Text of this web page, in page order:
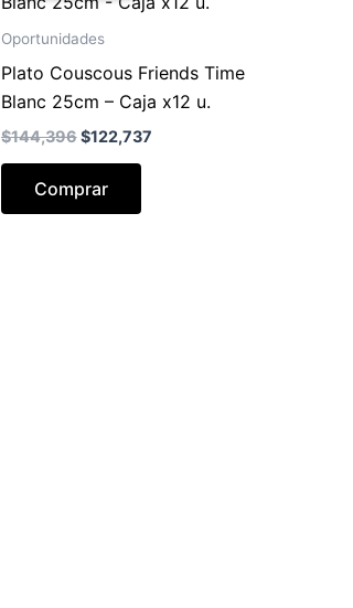
Oportunidades
Plato Couscous Friends Time
Blanc 25cm – Caja x12 u.
$144,396El
era:
$144,396.
$122,737El
Comprar